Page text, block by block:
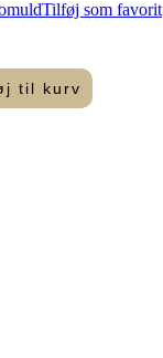
Tilføj som favorit
til kurv